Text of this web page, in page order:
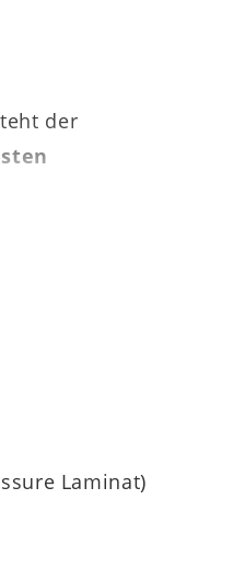
der
Laminat)